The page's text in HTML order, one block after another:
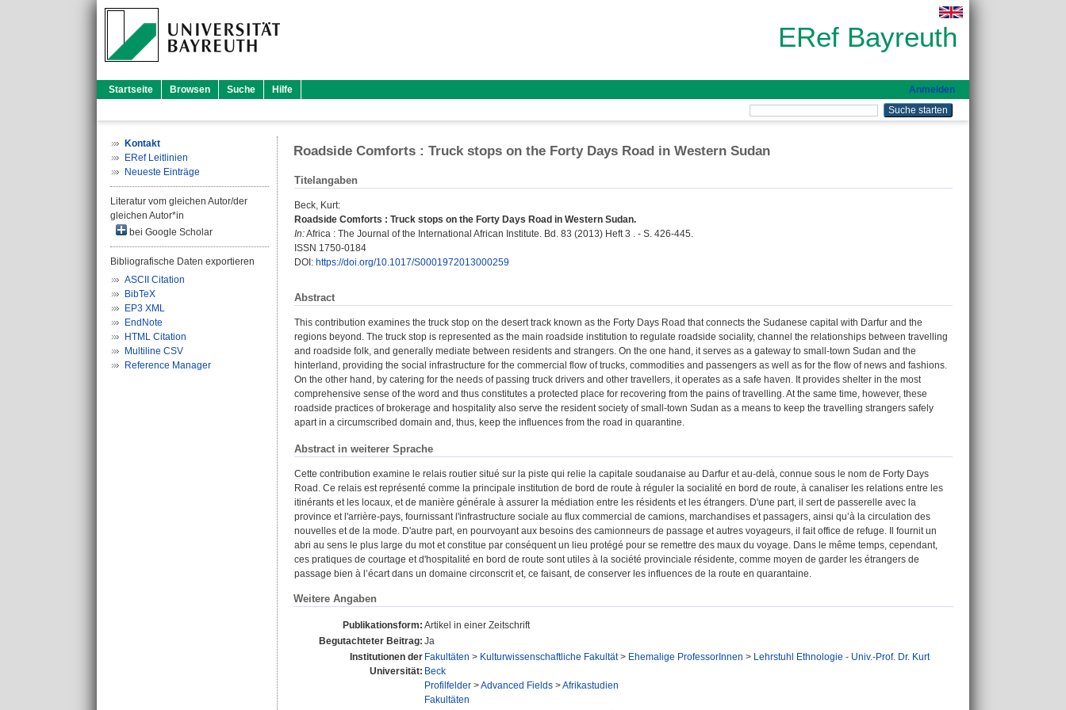
ERef Bayreuth
Startseite Browsen Suche Hilfe Anmelden
Kontakt
ERef Leitlinien
Neueste Einträge
Literatur vom gleichen Autor/der
gleichen Autor*in
bei Google Scholar
Bibliografische Daten exportieren
ASCII Citation
BibTeX
EP3 XML
EndNote
HTML Citation
Multiline CSV
Reference Manager
Roadside Comforts : Truck stops on the Forty Days Road in Western Sudan
Titelangaben
Beck, Kurt:
Roadside Comforts : Truck stops on the Forty Days Road in Western Sudan.
In:Africa : The Journal of the International African Institute. Bd. 83 (2013) Heft 3 . - S. 426-445.
ISSN 1750-0184
DOI: https://doi.org/10.1017/S0001972013000259
Abstract
This contribution examines the truck stop on the desert track known as the Forty Days Road that connects the Sudanese capital with Darfur and the
regions beyond. The truck stop is represented as the main roadside institution to regulate roadside sociality, channel the relationships between travelling
and roadside folk, and generally mediate between residents and strangers. On the one hand, it serves as a gateway to small-town Sudan and the
hinterland, providing the social infrastructure for the commercial flow of trucks, commodities and passengers as well as for the flow of news and fashions.
On the other hand, by catering for the needs of passing truck drivers and other travellers, it operates as a safe haven. It provides shelter in the most
comprehensive sense of the word and thus constitutes a protected place for recovering from the pains of travelling. At the same time, however, these
roadside practices of brokerage and hospitality also serve the resident society of small-town Sudan as a means to keep the travelling strangers safely
apart in a circumscribed domain and, thus, keep the influences from the road in quarantine.
Abstract in weiterer Sprache
Cette contribution examine le relais routier situé sur la piste qui relie la capitale soudanaise au Darfur et au-delà, connue sous le nom de Forty Days
Road. Ce relais est représenté comme la principale institution de bord de route à réguler la socialité en bord de route, à canaliser les relations entre les
itinérants et les locaux, et de manière générale à assurer la médiation entre les résidents et les étrangers. D'une part, il sert de passerelle avec la
province et l'arrière-pays, fournissant l'infrastructure sociale au flux commercial de camions, marchandises et passagers, ainsi qu’à la circulation des
nouvelles et de la mode. D'autre part, en pourvoyant aux besoins des camionneurs de passage et autres voyageurs, il fait office de refuge. Il fournit un
abri au sens le plus large du mot et constitue par conséquent un lieu protégé pour se remettre des maux du voyage. Dans le même temps, cependant,
ces pratiques de courtage et d'hospitalité en bord de route sont utiles à la société provinciale résidente, comme moyen de garder les étrangers de
passage bien à l’écart dans un domaine circonscrit et, ce faisant, de conserver les influences de la route en quarantaine.
Weitere Angaben
Publikationsform: Artikel in einer Zeitschrift
Begutachteter Beitrag: Ja
Institutionen der
Universität:
Fakultäten > Kulturwissenschaftliche Fakultät> Ehemalige ProfessorInnen > Lehrstuhl Ethnologie - Univ.-Prof. Dr. Kurt
Beck
Profilfelder >Advanced Fields >Afrikastudien
Fakultäten